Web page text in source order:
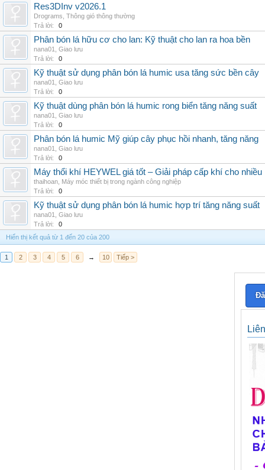
Res3DInv v2026.1
Drograms Thông gió thông thường
Trả lời:
0
Phân bón lá hữu cơ cho lan: Kỹ thuật cho lan ra hoa bền
nana01
Giao lưu
Trả lời:
0
Kỹ thuật sử dụng phân bón lá humic usa tăng sức bền cây
nana01
Giao lưu
Trả lời:
0
Kỹ thuật dùng phân bón lá humic rong biển tăng năng suất
nana01
Giao lưu
Trả lời:
0
Phân bón lá humic Mỹ giúp cây phục hồi nhanh, tăng năng
nana01
Giao lưu
Trả lời:
0
Máy thổi khí HEYWEL giá tốt – Giải pháp cấp khí cho
thaihoan Máy móc thiết bị trong ngành công nghiệp
Trả lời:
0
Kỹ thuật sử dụng phân bón lá humic hợp trí tăng năng suất
nana01
Giao lưu
Trả lời:
0
Hiển thị kết quả từ 1 đến 20 của 200
1 2 3 4 5 6 → 10 Tiếp >